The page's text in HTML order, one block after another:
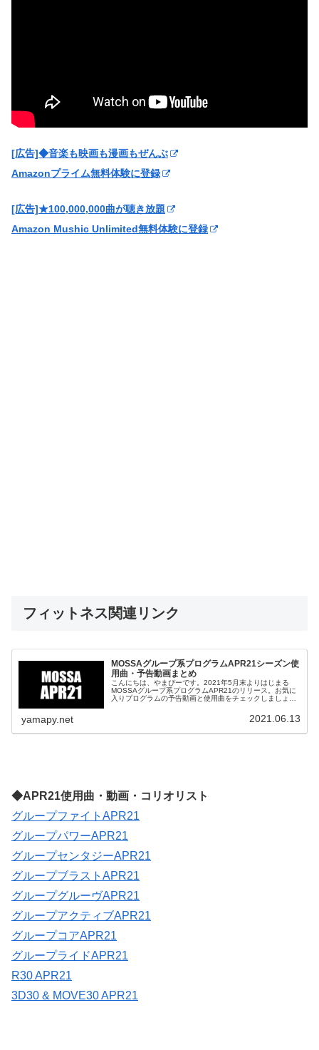
[広告]◆音楽も映画も漫画もぜんぶ
Amazonプライム無料体験に登録
[広告]★100,000,000曲が聴き放題
Amazon Mushic Unlimited無料体験に登録
フィットネス関連リンク
MOSSAグループ系プログラムAPR21シーズン使
用曲・予告動画まとめ
こんにちは、やまぴーです。2021年5月末よりはじまる
MOSSAグループ系プログラムAPR21のリリース。お気に
入りプログラムの予告動画と使用曲をチェックしましょ
yamapy.net 2021.06.13
◆APR21使用曲・動画・コリオリスト
グループファイトAPR21
グループパワーAPR21
グループセンタジーAPR21
グループブラストAPR21
グループグルーヴAPR21
グループアクティブAPR21
グループコアAPR21
グループライドAPR21
R30 APR21
3D30 & MOVE30 APR21